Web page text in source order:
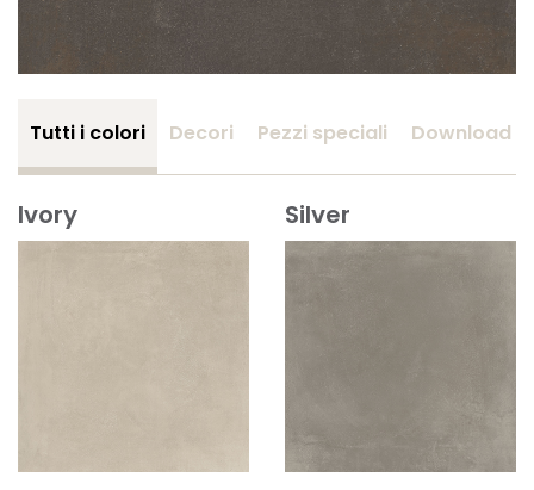
Tutti i colori Decori Pezzi speciali Download
Ivory Silver